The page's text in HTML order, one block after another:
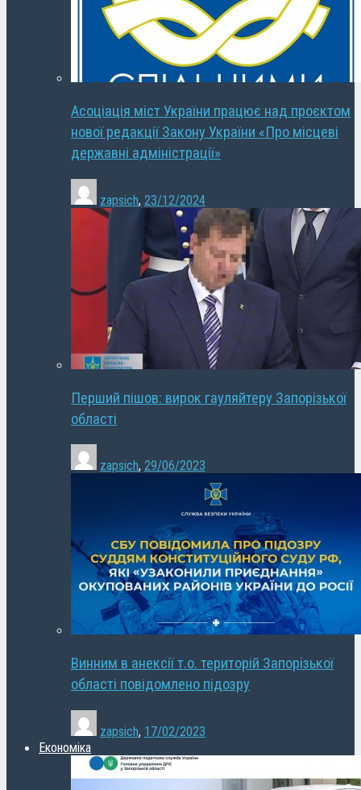
Асоціація міст України працює над проєктом
нової редакції Закону України «Про місцеві
державні адміністрації»
zapsich, 23/12/2024
Перший пішов: вирок гауляйтеру Запорізької
області
zapsich, 29/06/2023
Винним в анексії т.о. територій Запорізької
області повідомлено підозру
zapsich, 17/02/2023
Економіка